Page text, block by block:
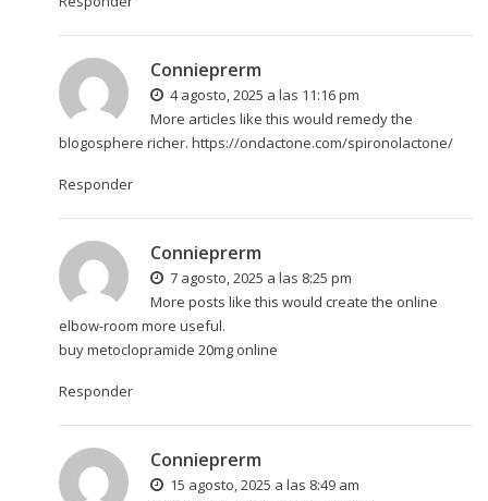
Connieprerm
4 agosto, 2025 a las 11:16 pm
More articles like this would remedy the
blogosphere richer. https://ondactone.com/spironolactone/
Responder
Connieprerm
7 agosto, 2025 a las 8:25 pm
More posts like this would create the online
elbow-room more useful.
buy metoclopramide 20mg online
Responder
Connieprerm
15 agosto, 2025 a las 8:49 am